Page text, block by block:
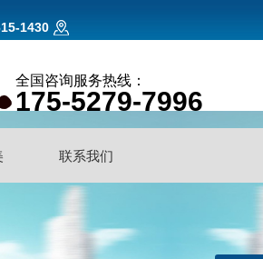
1430
全国咨询服务热线：
175-5279-7996
联系我们